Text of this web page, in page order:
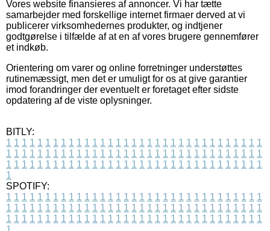
Vores website finansieres af annoncer. Vi har tætte
samarbejder med forskellige internet firmaer derved at vi
publicerer virksomhedernes produkter, og indtjener
godtgørelse i tilfælde af at en af vores brugere gennemfører
et indkøb.
Orientering om varer og online forretninger understøttes
rutinemæssigt, men det er umuligt for os at give garantier
imod forandringer der eventuelt er foretaget efter sidste
opdatering af de viste oplysninger.
BITLY:
1 1 1 1 1 1 1 1 1 1 1 1 1 1 1 1 1 1 1 1 1 1 1 1 1 1 1 1 1 1 1 1 1
1 1 1 1 1 1 1 1 1 1 1 1 1 1 1 1 1 1 1 1 1 1 1 1 1 1 1 1 1 1 1 1 1
1 1 1 1 1 1 1 1 1 1 1 1 1 1 1 1 1 1 1 1 1 1 1 1 1 1 1 1 1 1 1 1 1
1
SPOTIFY:
1 1 1 1 1 1 1 1 1 1 1 1 1 1 1 1 1 1 1 1 1 1 1 1 1 1 1 1 1 1 1 1 1
1 1 1 1 1 1 1 1 1 1 1 1 1 1 1 1 1 1 1 1 1 1 1 1 1 1 1 1 1 1 1 1 1
1 1 1 1 1 1 1 1 1 1 1 1 1 1 1 1 1 1 1 1 1 1 1 1 1 1 1 1 1 1 1 1 1